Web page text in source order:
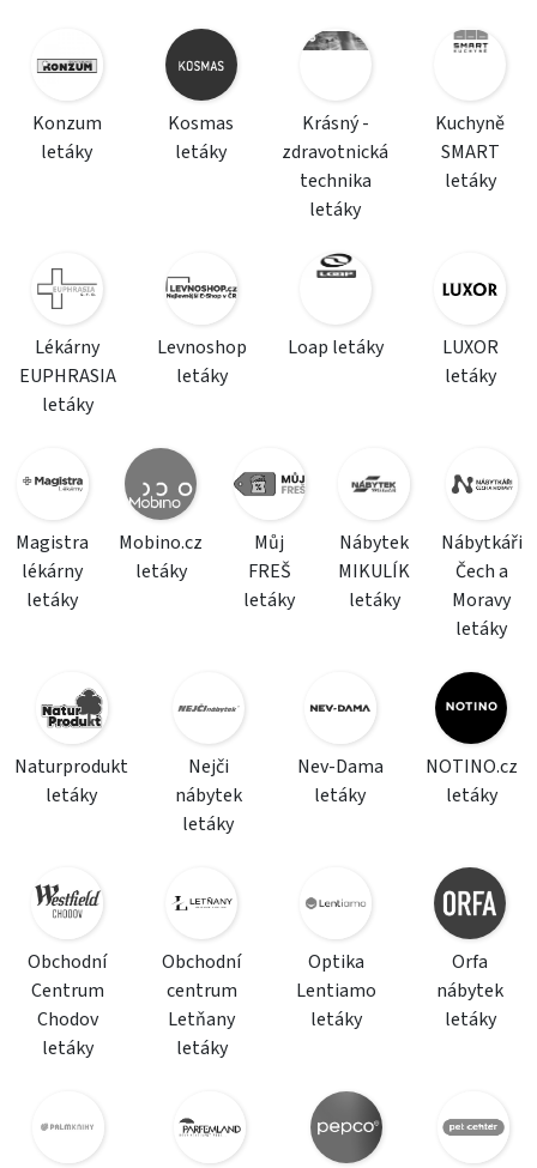
Konzum
letáky
Kosmas
letáky
Krásný -
zdravotnická
technika
letáky
Kuchyně
SMART
letáky
Lékárny
EUPHRASIA
letáky
Levnoshop
letáky
Loap letáky
LUXOR
letáky
Magistra
lékárny
letáky
Mobino.cz
letáky
Můj
FREŠ
letáky
Nábytek
MIKULÍK
letáky
Nábytkáři
Čech a
Moravy
letáky
Naturprodukt
letáky
Nejči
nábytek
letáky
Nev-Dama
letáky
NOTINO.cz
letáky
Obchodní
Centrum
Chodov
letáky
Obchodní
centrum
Letňany
letáky
Optika
Lentiamo
letáky
Orfa
nábytek
letáky